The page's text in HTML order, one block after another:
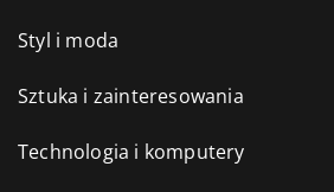
Styl i moda
Sztuka i zainteresowania
Technologia i komputery